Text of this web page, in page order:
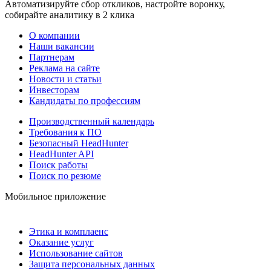
Автоматизируйте сбор откликов, настройте воронку,
собирайте аналитику в 2 клика
О компании
Наши вакансии
Партнерам
Реклама на сайте
Новости и статьи
Инвесторам
Кандидаты по профессиям
Производственный календарь
Требования к ПО
Безопасный HeadHunter
HeadHunter API
Поиск работы
Поиск по резюме
Мобильное приложение
Этика и комплаенс
Оказание услуг
Использование сайтов
Защита персональных данных